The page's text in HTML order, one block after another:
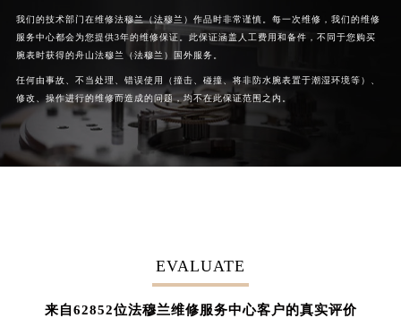
我们的技术部门在维修法穆兰（法穆兰）作品时非常谨慎。每一次维修，我们的维修
服务中心都会为您提供3年的维修保证。此保证涵盖人工费用和备件，不同于您购买
腕表时获得的舟山法穆兰（法穆兰）国外服务。
任何由事故、不当处理、错误使用（撞击、碰撞、将非防水腕表置于潮湿环境等）、
修改、操作进行的维修而造成的问题，均不在此保证范围之内。
EVALUATE
来自62852位法穆兰维修服务中心客户的真实评价